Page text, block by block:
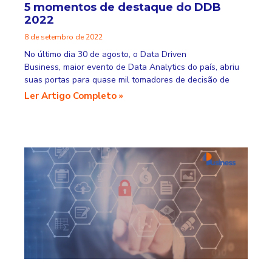
5 momentos de destaque do DDB
2022
8 de setembro de 2022
No último dia 30 de agosto, o Data Driven
Business, maior evento de Data Analytics do país, abriu
suas portas para quase mil tomadores de decisão de
Ler Artigo Completo »